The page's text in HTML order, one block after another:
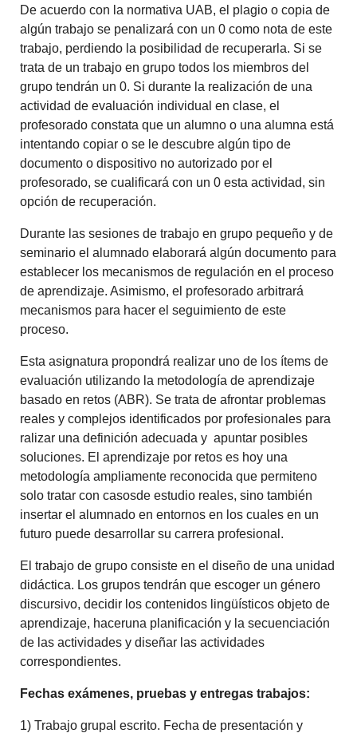
De acuerdo con la normativa UAB, el plagio o copia de
algún trabajo se penalizará con un 0 como nota de este
trabajo, perdiendo la posibilidad de recuperarla. Si se
trata de un trabajo en grupo todos los miembros del
grupo tendrán un 0. Si durante la realización de una
actividad de evaluación individual en clase, el
profesorado constata que un alumno o una alumna está
intentando copiar o se le descubre algún tipo de
documento o dispositivo no autorizado por el
profesorado, se cualificará con un 0 esta actividad, sin
opción de recuperación.
Durante las sesiones de trabajo en grupo pequeño y de
seminario el alumnado elaborará algún documento para
establecer los mecanismos de regulación en el proceso
de aprendizaje. Asimismo, el profesorado arbitrará
mecanismos para hacer el seguimiento de este
proceso.
Esta asignatura propondrá realizar uno de los ítems de
evaluación utilizando la metodología de aprendizaje
basado en retos (ABR). Se trata de afrontar problemas
reales y complejos identificados por profesionales para
ralizar una definición adecuada y apuntar posibles
soluciones. El aprendizaje por retos es hoy una
metodología ampliamente reconocida que permiteno
solo tratar con casosde estudio reales, sino también
insertar el alumnado en entornos en los cuales en un
futuro puede desarrollar su carrera profesional.
El trabajo de grupo consiste en el diseño de una unidad
didáctica. Los grupos tendrán que escoger un género
discursivo, decidir los contenidos lingüísticos objeto de
aprendizaje, haceruna planificación y la secuenciación
de las actividades y diseñar las actividades
correspondientes.
Fechas exámenes, pruebas y entregas trabajos:
1) Trabajo grupal escrito. Fecha de presentación y